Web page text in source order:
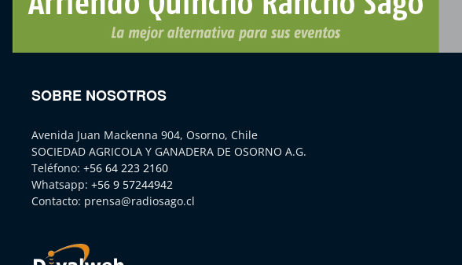
SOBRE NOSOTROS
Avenida Juan Mackenna 904, Osorno, Chile
SOCIEDAD AGRICOLA Y GANADERA DE OSORNO A.G.
Teléfono: +56 64 223 2160
Whatsapp: +56 9 57244942
Contacto: prensa@radiosago.cl